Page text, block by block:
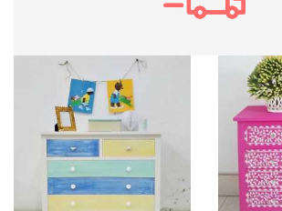
ILUMINACIÓN